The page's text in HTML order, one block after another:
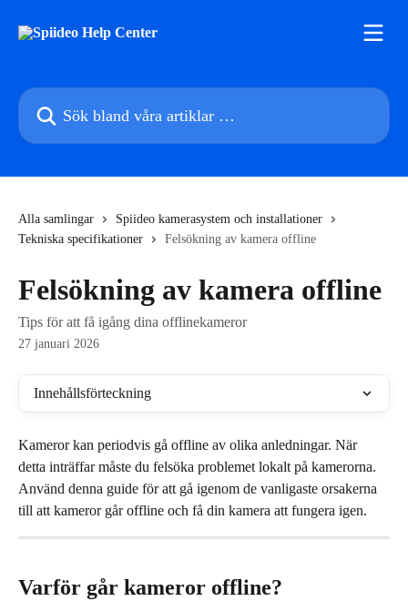
Sök bland våra artiklar …
Alla samlingar
Spiideo kamerasystem och installationer
Tekniska specifikationer
Felsökning av kamera offline
Felsökning av kamera offline
Tips för att få igång dina offlinekameror
27 januari 2026
Innehållsförteckning
Kameror kan periodvis gå offline av olika anledningar. När
detta inträffar måste du felsöka problemet lokalt på kamerorna.
Använd denna guide för att gå igenom de vanligaste orsakerna
till att kameror går offline och få din kamera att fungera igen.
Varför går kameror offline?